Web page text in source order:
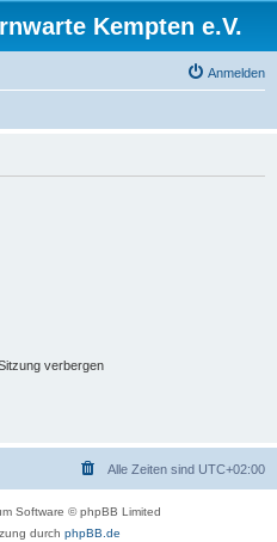
Kempten e.V.
Anmelden
verbergen
Alle Zeiten sind UTC+02:00
Software © phpBB Limited
durch phpBB.de